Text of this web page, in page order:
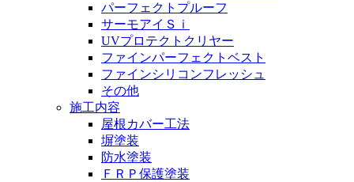
パーフェクトプルーフ
サーモアイＳｉ
UVプロテクトクリヤー
ファインパーフェクトベスト
ファインシリコンフレッシュ
その他
施工内容
屋根カバー工法
塀塗装
防水塗装
ＦＲＰ保護塗装